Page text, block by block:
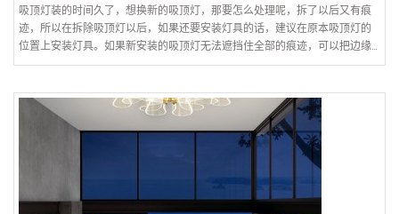
吸顶灯装的时间久了，想换新的吸顶灯，那要怎么处理呢，拆了以后又有痕
迹，所以在拆除吸顶灯以后，如果还要安装灯具的话，建议在原本吸顶灯的
位置上安装灯具。如果新安装的吸顶灯无法遮挡住全部的痕迹，可以把边缘
处没有遮挡好的灯具痕迹使用碱水擦拭，擦除原本灯具的..